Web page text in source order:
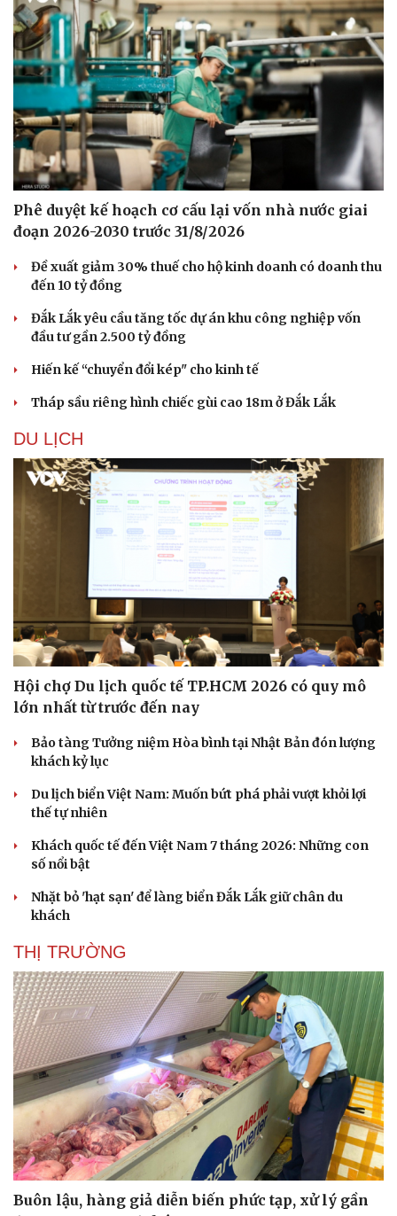
Văn hóa
Sân khấu - Điện ảnh
Âm nhạc
Di sản
Giải trí
Sao Việt
Phê duyệt kế hoạch cơ cấu lại vốn nhà nước giai
đoạn 2026-2030 trước 31/8/2026
Đề xuất giảm 30% thuế cho hộ kinh doanh có doanh thu
đến 10 tỷ đồng
Đắk Lắk yêu cầu tăng tốc dự án khu công nghiệp vốn
đầu tư gần 2.500 tỷ đồng
Hiến kế “chuyển đổi kép" cho kinh tế
Tháp sầu riêng hình chiếc gùi cao 18m ở Đắk Lắk
DU LỊCH
Hội chợ Du lịch quốc tế TP.HCM 2026 có quy mô
lớn nhất từ trước đến nay
Bảo tàng Tưởng niệm Hòa bình tại Nhật Bản đón lượng
khách kỷ lục
Du lịch biển Việt Nam: Muốn bứt phá phải vượt khỏi lợi
thế tự nhiên
Khách quốc tế đến Việt Nam 7 tháng 2026: Những con
số nổi bật
Nhặt bỏ 'hạt sạn' để làng biển Đắk Lắk giữ chân du
khách
THỊ TRƯỜNG
Buôn lậu, hàng giả diễn biến phức tạp, xử lý gần